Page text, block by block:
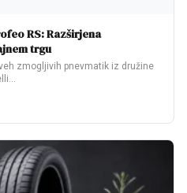
RS: Razširjena
trgu
zmogljivih pnevmatik iz družine